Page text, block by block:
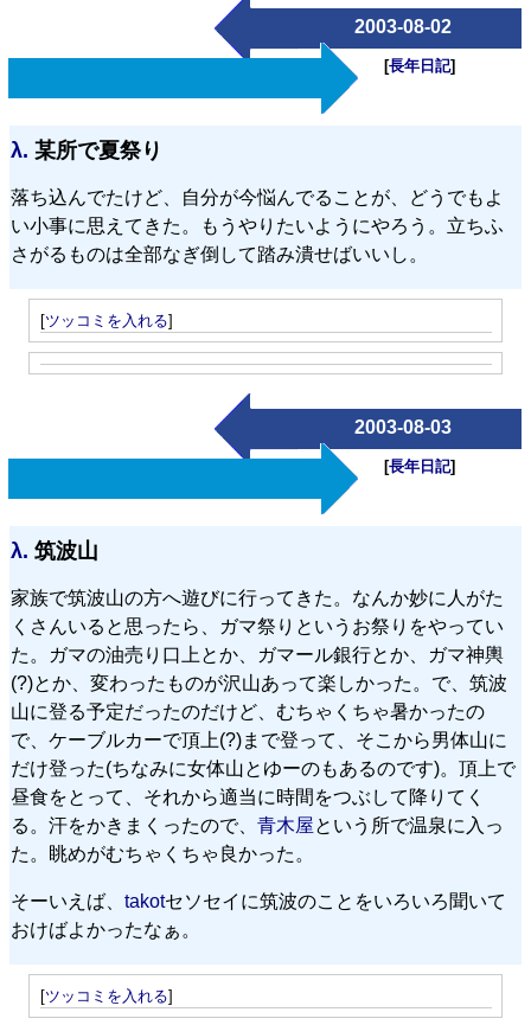
2003-08-02
[長年日記]
λ. 某所で夏祭り
落ち込んでたけど、自分が今悩んでることが、どうでもよ
い小事に思えてきた。もうやりたいようにやろう。立ちふ
さがるものは全部なぎ倒して踏み潰せばいいし。
[ツッコミを入れる]
2003-08-03
[長年日記]
λ. 筑波山
家族で筑波山の方へ遊びに行ってきた。なんか妙に人がた
くさんいると思ったら、ガマ祭りというお祭りをやってい
た。ガマの油売り口上とか、ガマール銀行とか、ガマ神輿
(?)とか、変わったものが沢山あって楽しかった。で、筑波
山に登る予定だったのだけど、むちゃくちゃ暑かったの
で、ケーブルカーで頂上(?)まで登って、そこから男体山に
だけ登った(ちなみに女体山とゆーのもあるのです)。頂上で
昼食をとって、それから適当に時間をつぶして降りてく
る。汗をかきまくったので、 青木屋という所で温泉に入っ
た。眺めがむちゃくちゃ良かった。
そーいえば、 takotセソセイに筑波のことをいろいろ聞いて
おけばよかったなぁ。
[ツッコミを入れる]